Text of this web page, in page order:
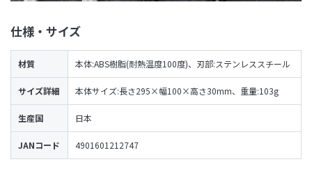
仕様・サイズ
材質 本体:ABS樹脂(耐熱温度100度)、刃部:ステンレススチール
サイズ詳細 本体サイズ:長さ295×幅100×高さ30mm、重量:103g
生産国 日本
JANコード 4901601212747